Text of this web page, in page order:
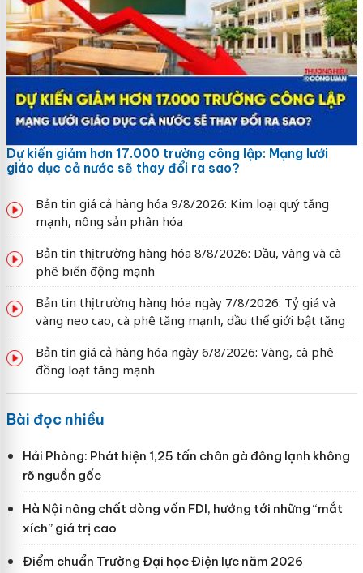
Dự kiến giảm hơn 17.000 trường công lập: Mạng lưới
giáo dục cả nước sẽ thay đổi ra sao?
Bản tin giá cả hàng hóa 9/8/2026: Kim loại quý tăng
mạnh, nông sản phân hóa
Bản tin thị trường hàng hóa 8/8/2026: Dầu, vàng và cà
phê biến động mạnh
Bản tin thị trường hàng hóa ngày 7/8/2026: Tỷ giá và
vàng neo cao, cà phê tăng mạnh, dầu thế giới bật tăng
Bản tin giá cả hàng hóa ngày 6/8/2026: Vàng, cà phê
đồng loạt tăng mạnh
Bài đọc nhiều
Hải Phòng: Phát hiện 1,25 tấn chân gà đông lạnh không
rõ nguồn gốc
Hà Nội nâng chất dòng vốn FDI, hướng tới những “mắt
xích” giá trị cao
Điểm chuẩn Trường Đại học Điện lực năm 2026